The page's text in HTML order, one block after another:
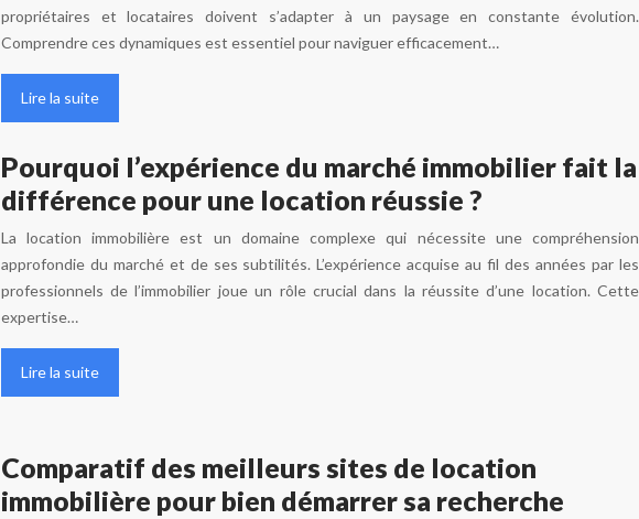
propriétaires et locataires doivent s’adapter à un paysage en constante évolution.
Comprendre ces dynamiques est essentiel pour naviguer efficacement…
Lire la suite
Pourquoi l’expérience du marché immobilier fait la
différence pour une location réussie ?
La location immobilière est un domaine complexe qui nécessite une compréhension
approfondie du marché et de ses subtilités. L’expérience acquise au fil des années par les
professionnels de l’immobilier joue un rôle crucial dans la réussite d’une location. Cette
expertise…
Lire la suite
Comparatif des meilleurs sites de location
immobilière pour bien démarrer sa recherche